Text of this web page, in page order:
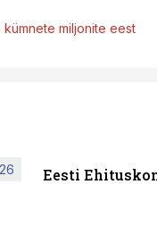
kümnete miljonite eest
Eesti